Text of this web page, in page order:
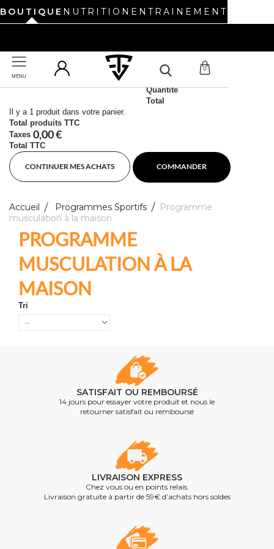
BOUTIQUE NUTRITION ENTRAINEMENT
UN NOUVEAU SITE REVIENT BIENTÔT. BONNES VACANCES !
0
MENU
Produit ajouté au panier avec succès
Quantité
Total
Il y a 1 produit dans votre panier.
Total produits TTC
Taxes 0,00 €
Total TTC
CONTINUER MES ACHATS COMMANDER
Accueil Programmes Sportifs
Programme
musculation à la maison
PROGRAMME
MUSCULATION À LA
MAISON
Tri
SATISFAIT OU REMBOURSÉ
14 jours pour essayer votre produit et nous le
retourner satisfait ou remboursé
LIVRAISON EXPRESS
Chez vous ou en points relais.
Livraison gratuite à partir de 59€ d’achats hors soldes